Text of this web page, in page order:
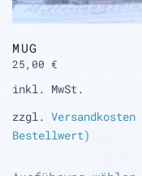
MUG
25,00 €
inkl. MwSt.
zzgl.
Bestellwert)